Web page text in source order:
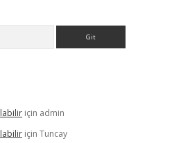
için admin
için Tuncay